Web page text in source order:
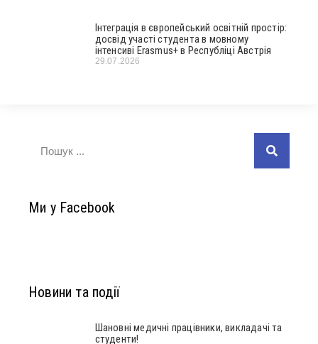
Інтеграція в європейський освітній простір:
досвід участі студента в мовному
інтенсиві Erasmus+ в Республіці Австрія
29.07.2026
Ми у Facebook
Новини та події
Шановні медичні працівники, викладачі та
студенти!